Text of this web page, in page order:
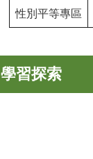
性別平等專區
學習探索